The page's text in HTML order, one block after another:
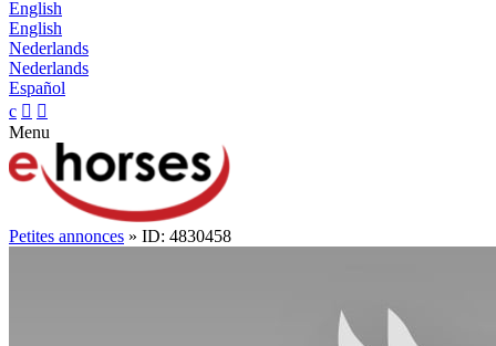
English
English
Nederlands
Nederlands
Español
c  
Menu
Petites annonces » ID: 4830458